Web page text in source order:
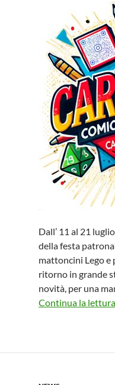
Dall’ 11 al 21
della festa
mattoncini Lego e
ritorno in grande
novità, per una
Continua la